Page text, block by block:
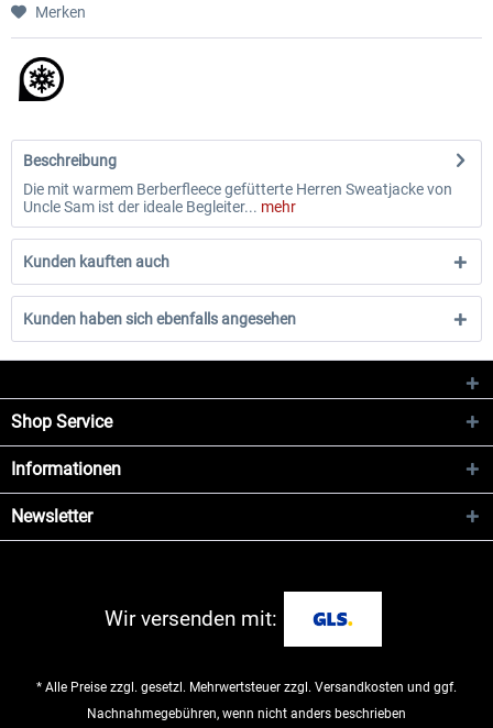
Merken
Beschreibung
Die mit warmem Berberfleece gefütterte Herren Sweatjacke von
Uncle Sam ist der ideale Begleiter... mehr
Kunden kauften auch
Kunden haben sich ebenfalls angesehen
Shop Service
Informationen
Newsletter
Wir versenden mit:
* Alle Preise zzgl. gesetzl. Mehrwertsteuer zzgl. Versandkosten und ggf.
Nachnahmegebühren, wenn nicht anders beschrieben